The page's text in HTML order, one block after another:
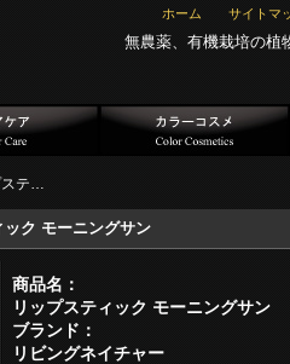
ホーム サイトマ
無農薬、有機栽培の植
ステ…
ック モーニングサン
商品名：
リップスティック モーニングサン
ブランド：
リビングネイチャー